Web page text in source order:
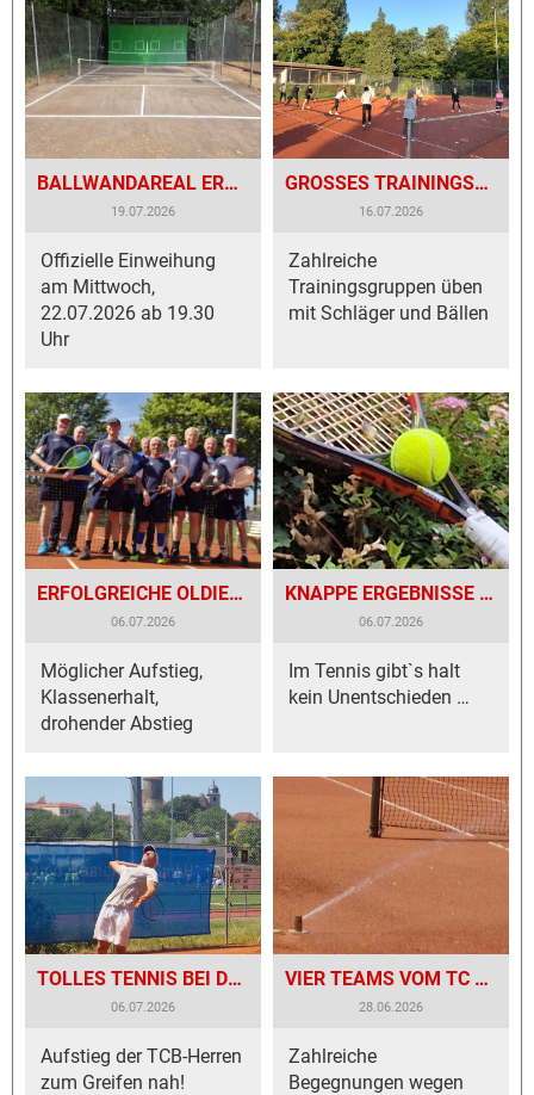
BALLWANDAREAL ERSTRAHLT IN NEUEM GLANZE!
19.07.2026
Offizielle Einweihung
am Mittwoch,
22.07.2026 ab 19.30
Uhr
GROSSES TRAININGSGETÜMMEL AUF DEN TCB-COURTS
16.07.2026
Zahlreiche
Trainingsgruppen üben
mit Schläger und Bällen
ERFOLGREICHE OLDIES DES TENNISCLUB BESIGHEIM
06.07.2026
Möglicher Aufstieg,
Klassenerhalt,
drohender Abstieg
KNAPPE ERGEBNISSE BEI DER TCB-JUGEND
06.07.2026
Im Tennis gibt`s halt
kein Unentschieden …
TOLLES TENNIS BEI DEN DAMEN UND HERREN
06.07.2026
Aufstieg der TCB-Herren
zum Greifen nah!
VIER TEAMS VOM TC BESIGHEIM WAREN IN DER PUNKTRUNDE AKTIV
28.06.2026
Zahlreiche
Begegnungen wegen